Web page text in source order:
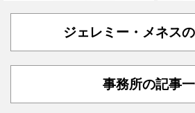
ジェレミー・メネス
事務所の記事